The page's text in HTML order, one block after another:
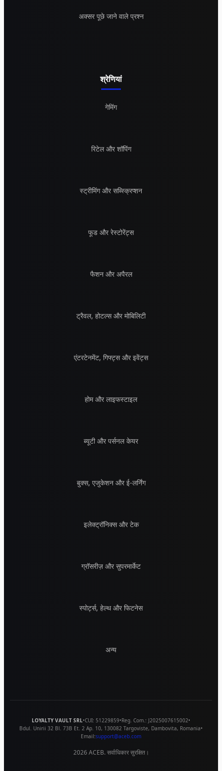
अक्सर पूछे जाने वाले प्रश्न
श्रेणियां
गेमिंग
रिटेल और शॉपिंग
स्ट्रीमिंग और सब्स्क्रिप्शन
फूड और रेस्टोरेंट्स
फैशन और अपैरल
ट्रैवल, होटल्स और मोबिलिटी
एंटरटेनमेंट, गिफ्ट्स और इवेंट्स
होम और लाइफस्टाइल
ब्यूटी और पर्सनल केयर
बुक्स, एजुकेशन और ई-लर्निंग
इलेक्ट्रॉनिक्स और टेक
ग्रॉसरीज़ और सुपरमार्केट
स्पोर्ट्स, हेल्थ और फिटनेस
अन्य
LOYALTY VAULT SRL•CUI: 51229859•Reg. Com.: J2025007615002•
Bdul. Unirii 32 Bl. 73B Et. 2 Ap. 10, 130082 Targoviste, Dambovita, Romania•
Email:support@aceb.com
2026 ACEB. सर्वाधिकार सुरक्षित।